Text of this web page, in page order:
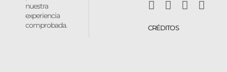
nuestra
experiencia
comprobada.
CRÉDITOS